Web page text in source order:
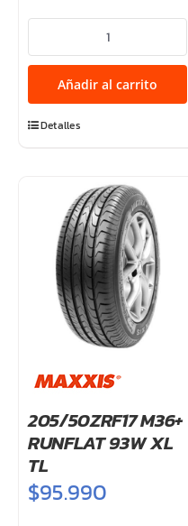
VICTRA
VR1
TL
cantidad
Añadir al carrito
Detalles
205/50ZRF17 M36+
RUNFLAT 93W XL
TL
$95.990